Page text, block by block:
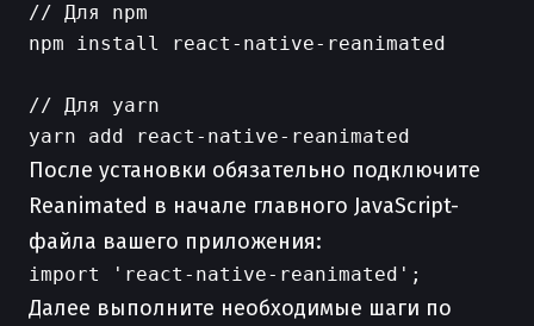
// Для npm
npm install react-native-reanimated
// Для yarn
После установки обязательно подключите
Reanimated в начале главного JavaScript-
файла вашего приложения:
Далее выполните необходимые шаги по